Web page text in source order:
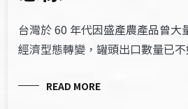
台灣於 60 年代因盛產農產品曾大
經濟型態轉變，罐頭出口數量已
READ MORE